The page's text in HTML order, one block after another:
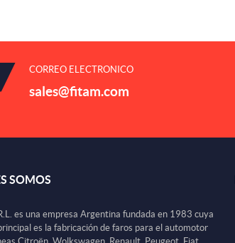
CORREO ELECTRONICO
sales@fitam.com
SOMOS
es una empresa Argentina fundada en 1983 cuya
es la fabricación de faros para el automotor